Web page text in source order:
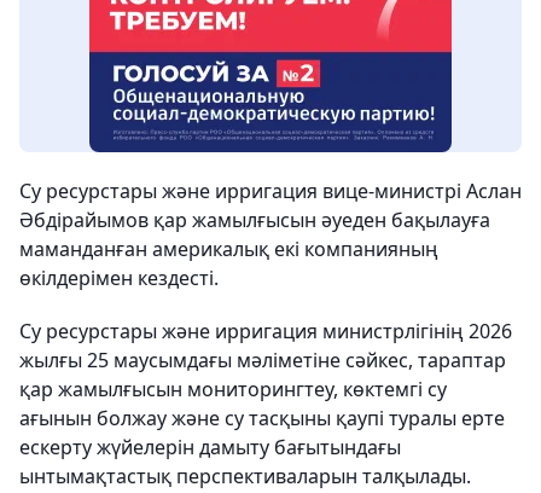
Су ресурстары және ирригация вице-министрі Аслан
Әбдірайымов қар жамылғысын әуеден бақылауға
маманданған америкалық екі компанияның
өкілдерімен кездесті.
Су ресурстары және ирригация министрлігінің 2026
жылғы 25 маусымдағы мәліметіне сәйкес, тараптар
қар жамылғысын мониторингтеу, көктемгі су
ағынын болжау және су тасқыны қаупі туралы ерте
ескерту жүйелерін дамыту бағытындағы
ынтымақтастық перспективаларын талқылады.